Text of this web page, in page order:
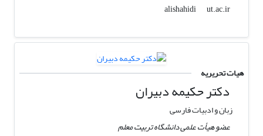
alishahidi
ut.ac.ir
هیات تحریریه
دکتر حکیمه دبیران
زبان و ادبیات فارسی
عضو هیأت علمی دانشگاه تربیت معلم